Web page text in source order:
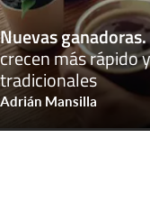
Nuevas ganadoras.
crecen más rápido
tradicionales
Adrián Mansilla